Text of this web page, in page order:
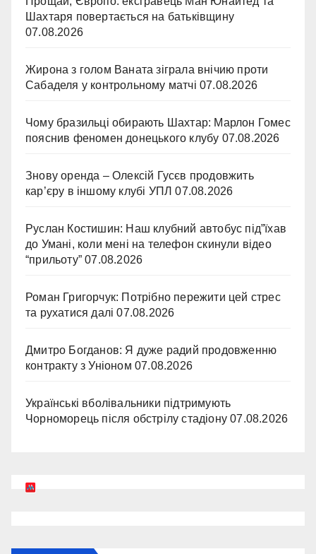
Шахтаря повертається на батьківщину
07.08.2026
Жирона з голом Ваната зіграла внічию проти
Сабаделя у контрольному матчі 07.08.2026
Чому бразильці обирають Шахтар: Марлон Гомес
пояснив феномен донецького клубу 07.08.2026
Знову оренда – Олексій Гусєв продовжить
кар’єру в іншому клубі УПЛ 07.08.2026
Руслан Костишин: Наш клубний автобус під”їхав
до Умані, коли мені на телефон скинули відео
“прильоту” 07.08.2026
Роман Григорчук: Потрібно пережити цей стрес
та рухатися далі 07.08.2026
Дмитро Богданов: Я дуже радий продовженню
контракту з Уніоном 07.08.2026
Українські вболівальники підтримують
Чорноморець після обстрілу стадіону 07.08.2026